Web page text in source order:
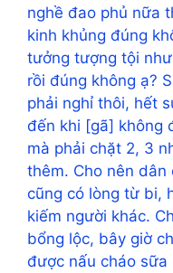
nghề đao phủ nữa
kinh khủng đúng
tưởng tượng tội
rồi đúng không ạ?
phải nghỉ thôi, hết
đến khi [gã] không
mà phải chặt 2, 3
thêm. Cho nên
cũng có lòng từ bi,
kiếm người khác.
bổng lộc, bây giờ
được nấu cháo sữa